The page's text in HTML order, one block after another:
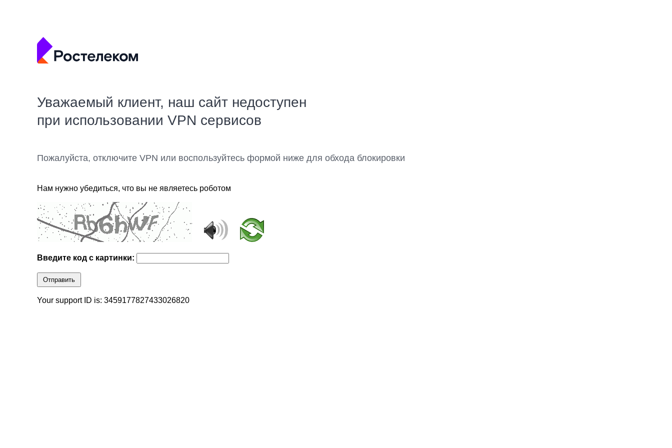
Уважаемый клиент, наш сайт недоступен
при использовании VPN сервисов
Пожалуйста, отключите VPN или воспользуйтесь формой ниже для обхода блокировки
Нам нужно убедиться, что вы не являетесь роботом
Введите код с картинки:
Отправить
Your support ID is: 3459177827433026820